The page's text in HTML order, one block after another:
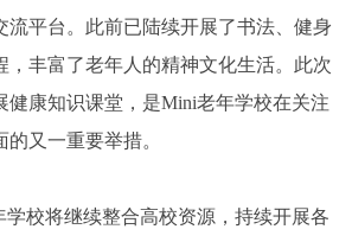
流平台。此前已陆续开展了书法、健身
，丰富了老年人的精神文化生活。此次
健康知识课堂，是Mini老年学校在关注
又一重要举措。
将继续整合高校资源，持续开展各